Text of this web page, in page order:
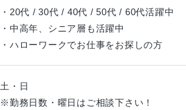
・20代 / 30代 / 40代 / 50代 / 60代活躍中
・中高年、シニア層も活躍中
・ハローワークでお仕事をお探しの方
土・日
※勤務日数・曜日はご相談下さい！